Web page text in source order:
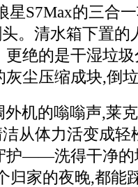
星S7Max的三合
。清水箱下置的
绝的是干湿垃
灰尘压缩成块,倒
机的嗡嗡声,莱
从体力活变成
护——洗得干净的
归家的夜晚,都能